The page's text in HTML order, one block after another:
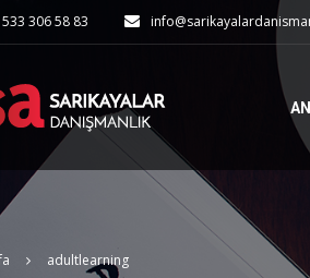
306 58 83
adultlearning